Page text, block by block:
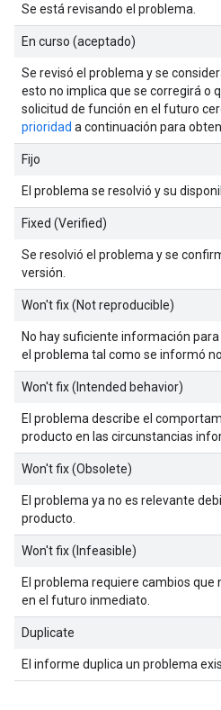
Se está revisando el problema.
En curso (aceptado)
Se revisó el problema y se
esto no implica que se corregirá o
solicitud de función en el futuro
prioridad a continuación para
Fijo
El problema se resolvió y su
Fixed (Verified)
Se resolvió el problema y se
versión.
Won't fix (Not reproducible)
No hay suficiente información
el problema tal como se informó
Won't fix (Intended behavior)
El problema describe el
producto en las circunstancias
Won't fix (Obsolete)
El problema ya no es relevante
producto.
Won't fix (Infeasible)
El problema requiere cambios
en el futuro inmediato.
Duplicate
El informe duplica un problema